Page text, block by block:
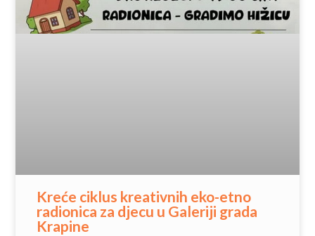
Kreće ciklus kreativnih eko-etno
radionica za djecu u Galeriji grada
Krapine